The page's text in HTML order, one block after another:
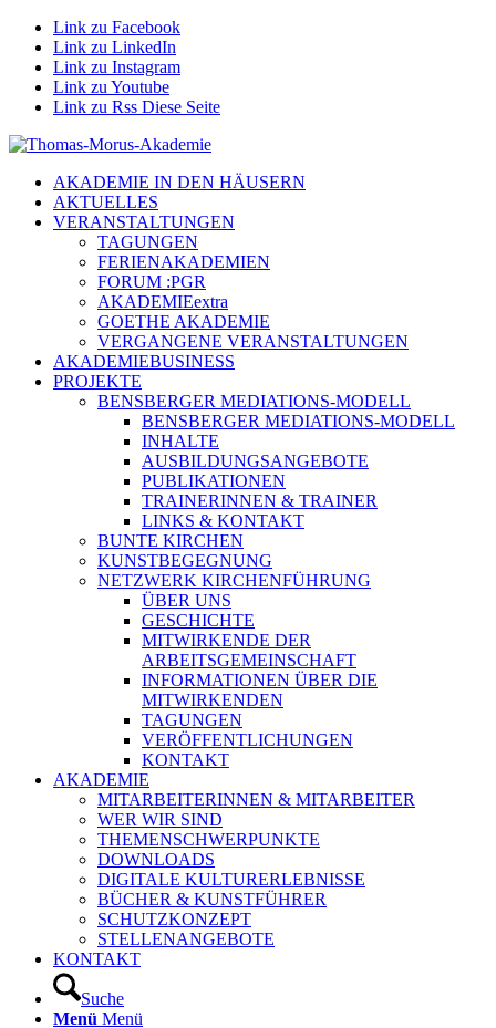
Link zu Facebook
Link zu LinkedIn
Link zu Instagram
Link zu Youtube
Link zu Rss Diese Seite
AKADEMIE IN DEN HÄUSERN
AKTUELLES
VERANSTALTUNGEN
TAGUNGEN
FERIENAKADEMIEN
FORUM :PGR
AKADEMIEextra
GOETHE AKADEMIE
VERGANGENE VERANSTALTUNGEN
AKADEMIEBUSINESS
PROJEKTE
BENSBERGER MEDIATIONS-MODELL
BENSBERGER MEDIATIONS-MODELL
INHALTE
AUSBILDUNGSANGEBOTE
PUBLIKATIONEN
TRAINERINNEN & TRAINER
LINKS & KONTAKT
BUNTE KIRCHEN
KUNSTBEGEGNUNG
NETZWERK KIRCHENFÜHRUNG
ÜBER UNS
GESCHICHTE
MITWIRKENDE DER
ARBEITSGEMEINSCHAFT
INFORMATIONEN ÜBER DIE
MITWIRKENDEN
TAGUNGEN
VERÖFFENTLICHUNGEN
KONTAKT
AKADEMIE
MITARBEITERINNEN & MITARBEITER
WER WIR SIND
THEMENSCHWERPUNKTE
DOWNLOADS
DIGITALE KULTURERLEBNISSE
BÜCHER & KUNSTFÜHRER
SCHUTZKONZEPT
STELLENANGEBOTE
KONTAKT
Suche
Menü Menü